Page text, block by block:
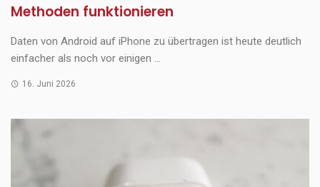
Methoden funktionieren
Daten von Android auf iPhone zu übertragen ist heute deutlich
einfacher als noch vor einigen ...
16. Juni 2026